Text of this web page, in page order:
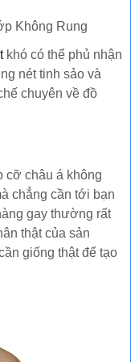
Không Rung
khó có thể phủ nhận
nét tinh sảo và
chuyên về đồ
cỡ châu á không
chẳng cần tới bạn
gay thường rất
thật của sản
giống thật để tạo